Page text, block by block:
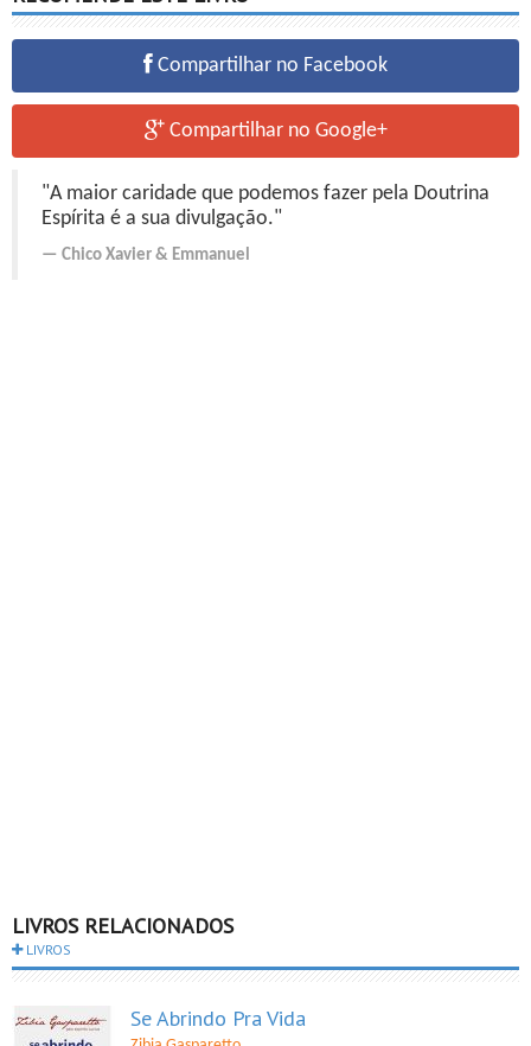
Compartilhar no Facebook
Compartilhar no Google+
"A maior caridade que podemos fazer pela Doutrina
Espírita é a sua divulgação."
Chico Xavier & Emmanuel
LIVROS RELACIONADOS
LIVROS
Se Abrindo Pra Vida